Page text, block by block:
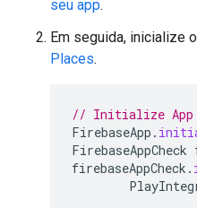
seu app.
Em seguida, inicialize o
Places.
// Initialize App
FirebaseApp .
FirebaseAppCheck
firebaseAppCheck .